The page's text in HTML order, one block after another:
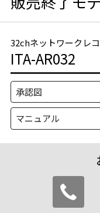
32chネットワークレ
ITA-AR032
承認図
マニュアル